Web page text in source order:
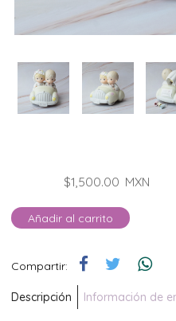
$1,500.00 MXN
Añadir al carrito
Compartir:
Descripción Información de